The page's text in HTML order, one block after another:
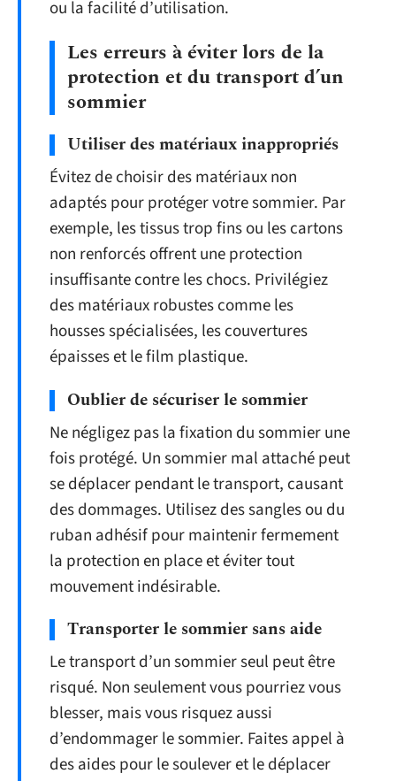
ou la facilité d’utilisation.
Les erreurs à éviter lors de la
protection et du transport d’un
sommier
Utiliser des matériaux inappropriés
Évitez de choisir des matériaux non
adaptés pour protéger votre sommier. Par
exemple, les tissus trop fins ou les cartons
non renforcés offrent une protection
insuffisante contre les chocs. Privilégiez
des matériaux robustes comme les
housses spécialisées, les couvertures
épaisses et le film plastique.
Oublier de sécuriser le sommier
Ne négligez pas la fixation du sommier une
fois protégé. Un sommier mal attaché peut
se déplacer pendant le transport, causant
des dommages. Utilisez des sangles ou du
ruban adhésif pour maintenir fermement
la protection en place et éviter tout
mouvement indésirable.
Transporter le sommier sans aide
Le transport d’un sommier seul peut être
risqué. Non seulement vous pourriez vous
blesser, mais vous risquez aussi
d’endommager le sommier. Faites appel à
des aides pour le soulever et le déplacer